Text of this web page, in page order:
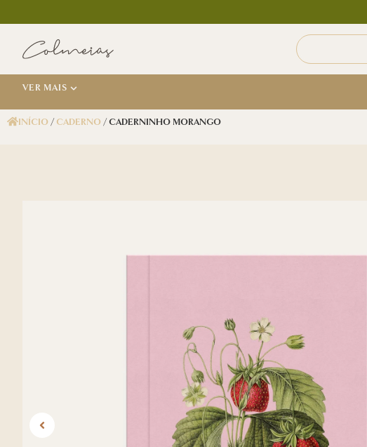
VER MAIS
INÍCIO/CADERNO/ CADERNINHO MORANGO